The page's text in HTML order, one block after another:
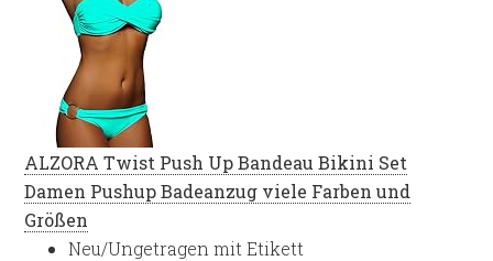
ALZORA Twist Push Up Bandeau Bikini Set
Damen Pushup Badeanzug viele Farben und
Größen
Neu/Ungetragen mit Etikett